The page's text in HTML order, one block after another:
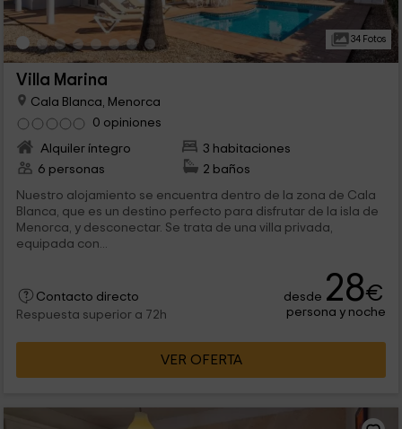
34 Fotos
Villa Marina
Cala Blanca, Menorca
0 opiniones
Alquiler íntegro
3 habitaciones
6 personas
2 baños
Nuestro alojamiento se encuentra dentro de la zona de Cala
Blanca, que es un destino perfecto para disfrutar de la isla de
Menorca, y desconectar. Se trata de una villa privada,
equipada con...
Contacto directo
Respuesta superior a 72h
desde 28€
persona y noche
VER OFERTA